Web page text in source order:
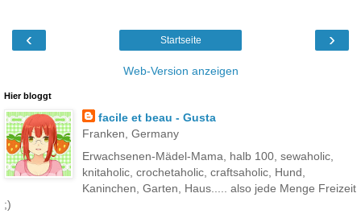
‹ ›
Startseite
Web-Version anzeigen
Hier bloggt
facile et beau - Gusta
Franken, Germany
Erwachsenen-Mädel-Mama, halb 100, sewaholic,
knitaholic, crochetaholic, craftsaholic, Hund,
Kaninchen, Garten, Haus..... also jede Menge Freizeit
;)